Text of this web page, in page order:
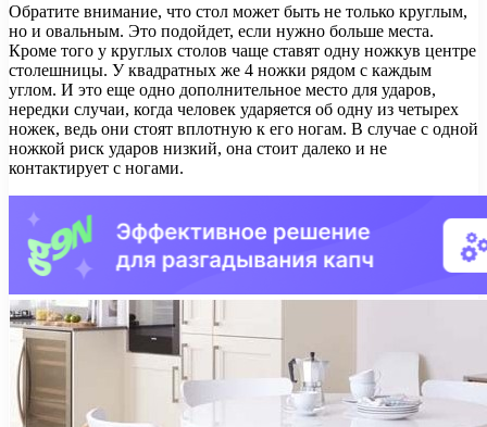
Обратите внимание, что стол может быть не только круглым,
но и овальным. Это подойдет, если нужно больше места.
Кроме того у круглых столов чаще ставят одну ножкув центре
столешницы. У квадратных же 4 ножки рядом с каждым
углом. И это еще одно дополнительное место для ударов,
нередки случаи, когда человек ударяется об одну из четырех
ножек, ведь они стоят вплотную к его ногам. В случае с одной
ножкой риск ударов низкий, она стоит далеко и не
контактирует с ногами.